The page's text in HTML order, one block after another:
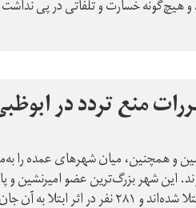
خسارت و تلفاتی در پی
منع تردد در
و همچنین، میان شهرهای عمده را
این شهر بزرگ‌ترین عضو امیرنشین و